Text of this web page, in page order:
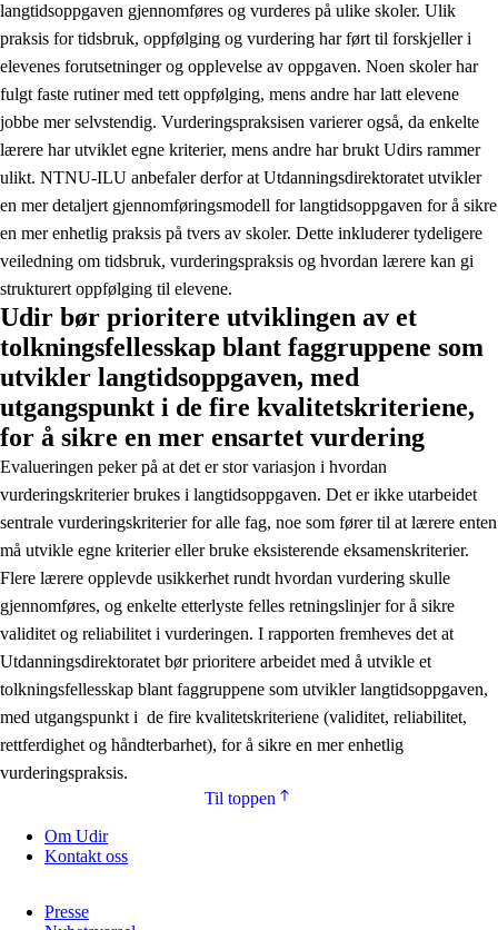
langtidsoppgaven gjennomføres og vurderes på ulike skoler. Ulik
praksis for tidsbruk, oppfølging og vurdering har ført til forskjeller i
elevenes forutsetninger og opplevelse av oppgaven. Noen skoler har
fulgt faste rutiner med tett oppfølging, mens andre har latt elevene
jobbe mer selvstendig. Vurderingspraksisen varierer også, da enkelte
lærere har utviklet egne kriterier, mens andre har brukt Udirs rammer
ulikt. NTNU-ILU anbefaler derfor at Utdanningsdirektoratet utvikler
en mer detaljert gjennomføringsmodell for langtidsoppgaven for å sikre
en mer enhetlig praksis på tvers av skoler. Dette inkluderer tydeligere
veiledning om tidsbruk, vurderingspraksis og hvordan lærere kan gi
strukturert oppfølging til elevene​.
Udir bør prioritere utviklingen av et
tolkningsfellesskap blant faggruppene som
utvikler langtidsoppgaven, med
utgangspunkt i de fire kvalitetskriteriene,
for å sikre en mer ensartet vurdering
Evalueringen peker på at det er stor variasjon i hvordan
vurderingskriterier brukes i langtidsoppgaven. Det er ikke utarbeidet
sentrale vurderingskriterier for alle fag, noe som fører til at lærere enten
må utvikle egne kriterier eller bruke eksisterende eksamenskriterier.
Flere lærere opplevde usikkerhet rundt hvordan vurdering skulle
gjennomføres, og enkelte etterlyste felles retningslinjer for å sikre
validitet og reliabilitet i vurderingen. I rapporten fremheves det at
Utdanningsdirektoratet bør prioritere arbeidet med å utvikle et
tolkningsfellesskap blant faggruppene som utvikler langtidsoppgaven,
med utgangspunkt i de fire kvalitetskriteriene (validitet, reliabilitet,
rettferdighet og håndterbarhet), for å sikre en mer enhetlig
vurderingspraksis​.
Til toppen
Om Udir
Kontakt oss
Presse